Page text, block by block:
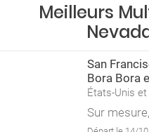
Meilleurs
San
Bora Bora
États-Unis
Sur